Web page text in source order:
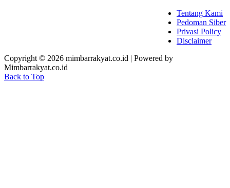
Tentang Kami
Pedoman Siber
Privasi Policy
Disclaimer
Copyright © 2026 mimbarrakyat.co.id | Powered by
Mimbarrakyat.co.id
Back to Top